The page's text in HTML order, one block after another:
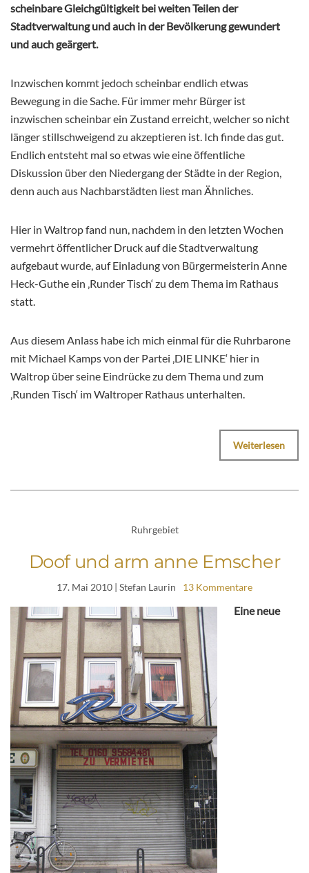
scheinbare Gleichgültigkeit bei weiten Teilen der
Stadtverwaltung und auch in der Bevölkerung gewundert
und auch geärgert.
Inzwischen kommt jedoch scheinbar endlich etwas
Bewegung in die Sache. Für immer mehr Bürger ist
inzwischen scheinbar ein Zustand erreicht, welcher so nicht
länger stillschweigend zu akzeptieren ist. Ich finde das gut.
Endlich entsteht mal so etwas wie eine öffentliche
Diskussion über den Niedergang der Städte in der Region,
denn auch aus Nachbarstädten liest man Ähnliches.
Hier in Waltrop fand nun, nachdem in den letzten Wochen
vermehrt öffentlicher Druck auf die Stadtverwaltung
aufgebaut wurde, auf Einladung von Bürgermeisterin Anne
Heck-Guthe ein ‚Runder Tisch‘ zu dem Thema im Rathaus
statt.
Aus diesem Anlass habe ich mich einmal für die Ruhrbarone
mit Michael Kamps von der Partei ‚DIE LINKE‘ hier in
Waltrop über seine Eindrücke zu dem Thema und zum
‚Runden Tisch‘ im Waltroper Rathaus unterhalten.
Weiterlesen
Ruhrgebiet
Doof und arm anne Emscher
17. Mai 2010 | Stefan Laurin 13 Kommentare
Eine neue